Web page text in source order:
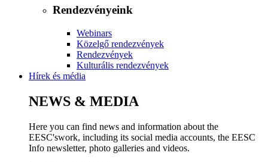
Rendezvényeink
Webinars
Közelgő rendezvények
Rendezvények
Kulturális rendezvények
Hírek és média
NEWS & MEDIA
Here you can find news and information about the
EESC'swork, including its social media accounts, the EESC
Info newsletter, photo galleries and videos.